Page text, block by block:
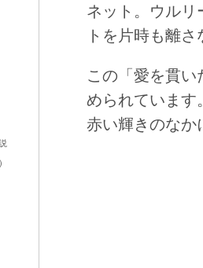
ネット。ウルリ
トを片時も離
この「愛を貫
められています
赤い輝きのなか